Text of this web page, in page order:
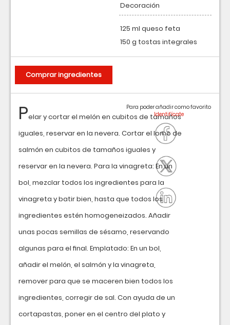
Pelar y cortar el melón en cubitos de tamaños
iguales, reservar en la nevera. Cortar el lomo de
salmón en cubitos de tamaños iguales y
reservar en la nevera. Para la vinagreta: En un
bol, mezclar todos los ingredientes para la
vinagreta y batir bien, hasta que todos los
ingredientes estén homogeneizados. Añadir
unas pocas semillas de sésamo, reservando
algunas para el ﬁnal. Emplatado: En un bol,
añadir el melón, el salmón y la vinagreta,
remover para que se maceren bien todos los
ingredientes, corregir de sal. Con ayuda de un
cortapastas, poner en el centro del plato y
Para poder añadir como favorito
Decoración
125 ml queso feta
150 g tostas integrales
Comprar ingredientes